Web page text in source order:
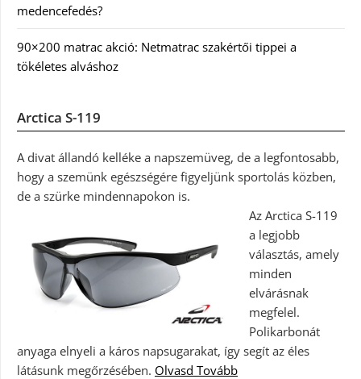
medencefedés?
90×200 matrac akció: Netmatrac szakértői tippei a
tökéletes alváshoz
Arctica S-119
A divat állandó kelléke a napszemüveg, de a legfontosabb,
hogy a szemünk egészségére figyeljünk sportolás közben,
de a szürke mindennapokon is.
Az Arctica S-119
a legjobb
választás, amely
minden
elvárásnak
megfelel.
Polikarbonát
anyaga elnyeli a káros napsugarakat, így segít az éles
látásunk megőrzésében. Olvasd Tovább